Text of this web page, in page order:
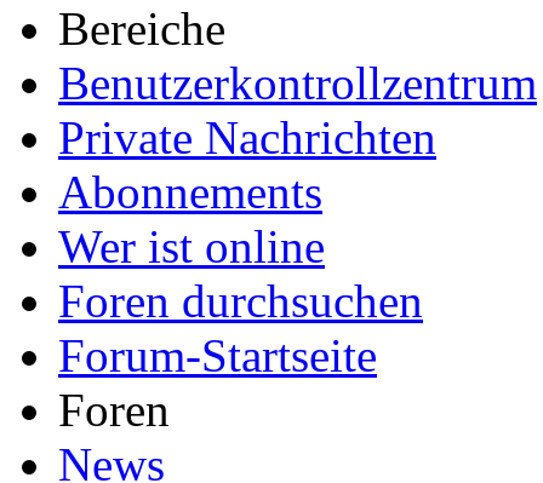
Bereiche
Benutzerkontrollzentrum
Private Nachrichten
Abonnements
Wer ist online
Foren durchsuchen
Forum-Startseite
Foren
News